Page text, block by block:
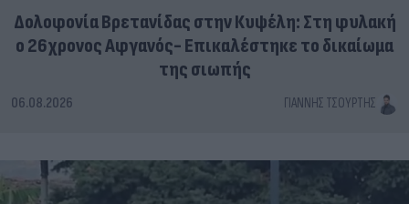
Δολοφονία Βρετανίδας στην Κυψέλη: Στη φυλακή
ο 26χρονος Αφγανός- Επικαλέστηκε το δικαίωμα
της σιωπής
06.08.2026 ΓΙΆΝΝΗΣ ΤΣΟΎΡΤΗΣ